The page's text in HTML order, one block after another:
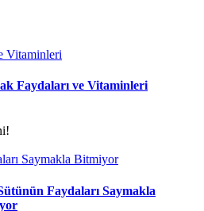
Faydaları ve Vitaminleri
Faydaları Saymakla